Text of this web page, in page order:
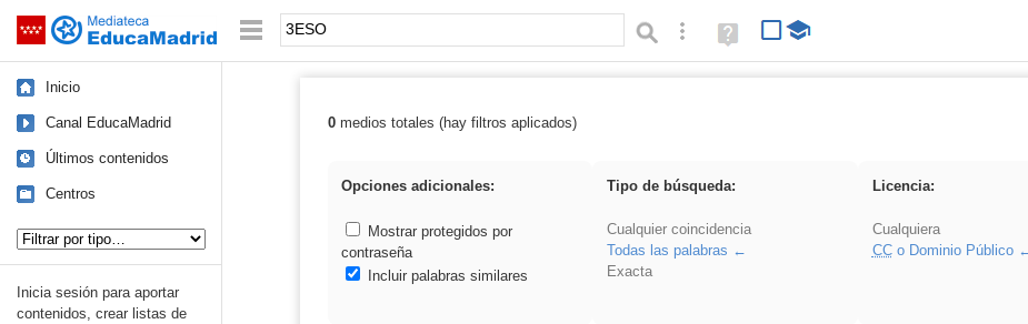
Saltar navegación Palabra o frase: Búsqueda avanzada
Ayuda
(en
Inicio
Canal EducaMadrid
Últimos contenidos
Centros
Inicia sesión para aportar
contenidos, crear listas de
Resultados de: 3ESO
0medios totales (hay filtros aplicados)
Opciones adicionales:
Mostrar protegidos por
contraseña
Incluir palabras similares
Tipo de búsqueda:
Cualquier coincidencia
Todas las palabras
Exacta
Licencia:
Cualquiera
CCo Dominio Público